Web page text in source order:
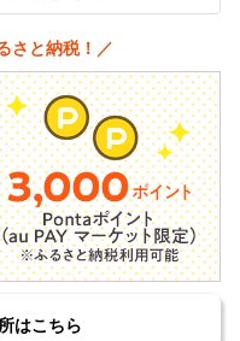
さと納税！／
はこちら